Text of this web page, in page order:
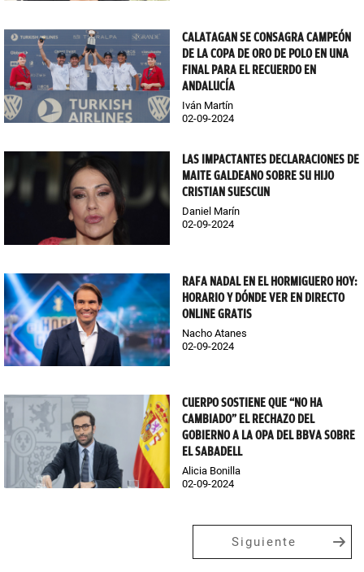
CALATAGAN SE CONSAGRA CAMPEÓN
DE LA COPA DE ORO DE POLO EN UNA
FINAL PARA EL RECUERDO EN
ANDALUCÍA
Iván Martín
02-09-2024
LAS IMPACTANTES DECLARACIONES DE
MAITE GALDEANO SOBRE SU HIJO
CRISTIAN SUESCUN
Daniel Marín
02-09-2024
RAFA NADAL EN EL HORMIGUERO HOY:
HORARIO Y DÓNDE VER EN DIRECTO
ONLINE GRATIS
Nacho Atanes
02-09-2024
CUERPO SOSTIENE QUE “NO HA
CAMBIADO” EL RECHAZO DEL
GOBIERNO A LA OPA DEL BBVA SOBRE
EL SABADELL
Alicia Bonilla
02-09-2024
Siguiente